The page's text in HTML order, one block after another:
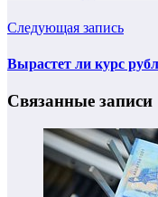
Следующая запись
Вырастет ли курс
Связанные записи